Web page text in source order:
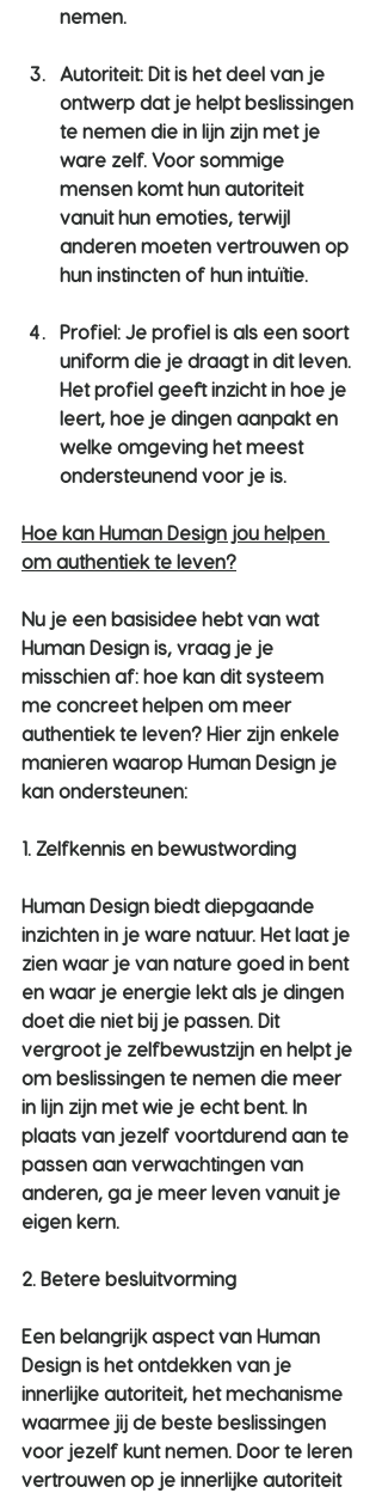
nemen.
Autoriteit: Dit is het deel van je
ontwerp dat je helpt beslissingen
te nemen die in lijn zijn met je
ware zelf. Voor sommige
mensen komt hun autoriteit
vanuit hun emoties, terwijl
anderen moeten vertrouwen op
hun instincten of hun intuïtie.
Profiel: Je profiel is als een soort
uniform die je draagt in dit leven.
Het profiel geeft inzicht in hoe je
leert, hoe je dingen aanpakt en
welke omgeving het meest
ondersteunend voor je is.
Hoe kan Human Design jou helpen
om authentiek te leven?
Nu je een basisidee hebt van wat
Human Design is, vraag je je
misschien af: hoe kan dit systeem
me concreet helpen om meer
authentiek te leven? Hier zijn enkele
manieren waarop Human Design je
kan ondersteunen:
1. Zelfkennis en bewustwording
Human Design biedt diepgaande
inzichten in je ware natuur. Het laat je
zien waar je van nature goed in bent
en waar je energie lekt als je dingen
doet die niet bij je passen. Dit
vergroot je zelfbewustzijn en helpt je
om beslissingen te nemen die meer
in lijn zijn met wie je echt bent. In
plaats van jezelf voortdurend aan te
passen aan verwachtingen van
anderen, ga je meer leven vanuit je
eigen kern.
2. Betere besluitvorming
Een belangrijk aspect van Human
Design is het ontdekken van je
innerlijke autoriteit, het mechanisme
waarmee jij de beste beslissingen
voor jezelf kunt nemen. Door te leren
vertrouwen op je innerlijke autoriteit